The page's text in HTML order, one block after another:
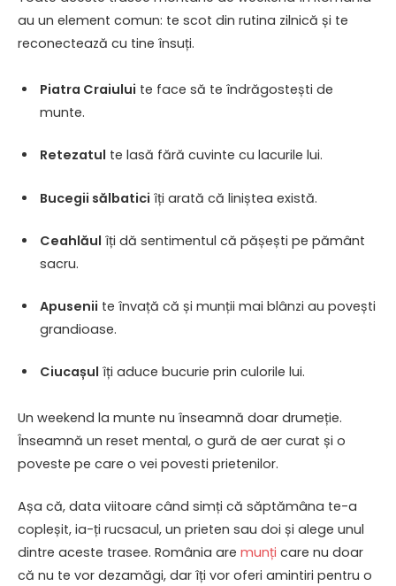
au un element comun: te scot din rutina zilnică și te
reconectează cu tine însuți.
Piatra Craiului te face să te îndrăgostești de
munte.
Retezatul te lasă fără cuvinte cu lacurile lui.
Bucegii sălbatici îți arată că liniștea există.
Ceahlăul îți dă sentimentul că pășești pe pământ
sacru.
Apusenii te învață că și munții mai blânzi au povești
grandioase.
Ciucașul îți aduce bucurie prin culorile lui.
Un weekend la munte nu înseamnă doar drumeție.
Înseamnă un reset mental, o gură de aer curat și o
poveste pe care o vei povesti prietenilor.
Așa că, data viitoare când simți că săptămâna te-a
copleșit, ia-ți rucsacul, un prieten sau doi și alege unul
dintre aceste trasee. România are munți care nu doar
că nu te vor dezamăgi, dar îți vor oferi amintiri pentru o